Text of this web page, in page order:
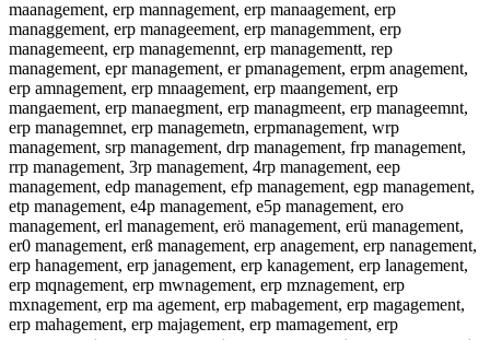
maanagement, erp mannagement, erp manaagement, erp
managgement, erp manageement, erp managemment, erp
managemeent, erp managemennt, erp managementt, rep
management, epr management, er pmanagement, erpm anagement,
erp amnagement, erp mnaagement, erp maangement, erp
mangaement, erp manaegment, erp managmeent, erp manageemnt,
erp managemnet, erp managemetn, erpmanagement, wrp
management, srp management, drp management, frp management,
rrp management, 3rp management, 4rp management, eep
management, edp management, efp management, egp management,
etp management, e4p management, e5p management, ero
management, erl management, erö management, erü management,
er0 management, erß management, erp anagement, erp nanagement,
erp hanagement, erp janagement, erp kanagement, erp lanagement,
erp mqnagement, erp mwnagement, erp mznagement, erp
mxnagement, erp ma agement, erp mabagement, erp magagement,
erp mahagement, erp majagement, erp mamagement, erp